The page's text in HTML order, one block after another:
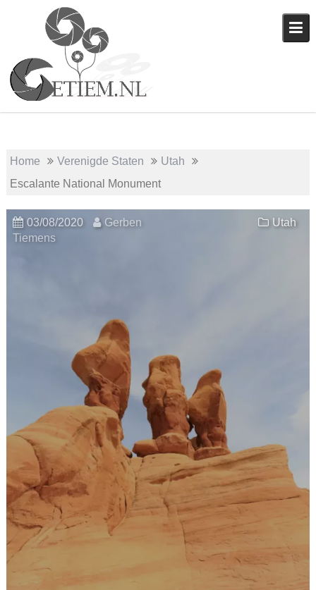
Home Verenigde Staten
Utah
Escalante National Monument
03/08/2020
Gerben
Tiemens
Utah